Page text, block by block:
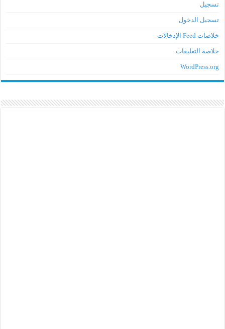
تسجيل
تسجيل الدخول
خلاصات Feed الإدخالات
خلاصة التعليقات
WordPress.org